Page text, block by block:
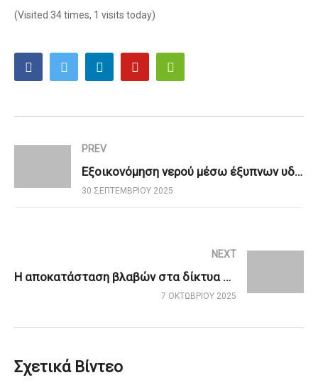
(Visited 34 times, 1 visits today)
PREV
Εξοικονόμηση νερού μέσω έξυπνων υδραυλικών συστημάτων
30 ΣΕΠΤΕΜΒΡΊΟΥ 2025
NEXT
Η αποκατάσταση βλαβών στα δίκτυα ύδρευσης είναι μείζονος σημασίας για την εξοικονόμηση νερού
7 ΟΚΤΩΒΡΊΟΥ 2025
Σχετικά Βίντεο